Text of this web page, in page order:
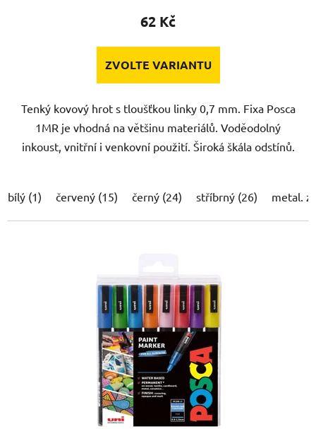
62 Kč
ZVOLTE VARIANTU
Tenký kovový hrot s tloušťkou linky 0,7 mm. Fixa Posca
1MR je vhodná na většinu materiálů. Voděodolný
inkoust, vnitřní i venkovní použití. Široká škála odstínů.
bílý (1) červený (15) černý (24) stříbrný (26) metal.